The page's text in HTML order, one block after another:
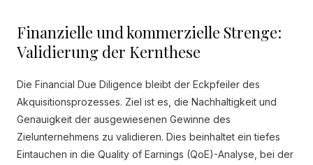
Finanzielle und kommerzielle Strenge:
Validierung der Kernthese
Die Financial Due Diligence bleibt der Eckpfeiler des
Akquisitionsprozesses. Ziel ist es, die Nachhaltigkeit und
Genauigkeit der ausgewiesenen Gewinne des
Zielunternehmens zu validieren. Dies beinhaltet ein tiefes
Eintauchen in die Quality of Earnings (QoE)-Analyse, bei der